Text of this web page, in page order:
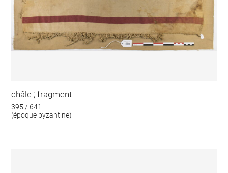
châle ; fragment
395 / 641
(époque byzantine)